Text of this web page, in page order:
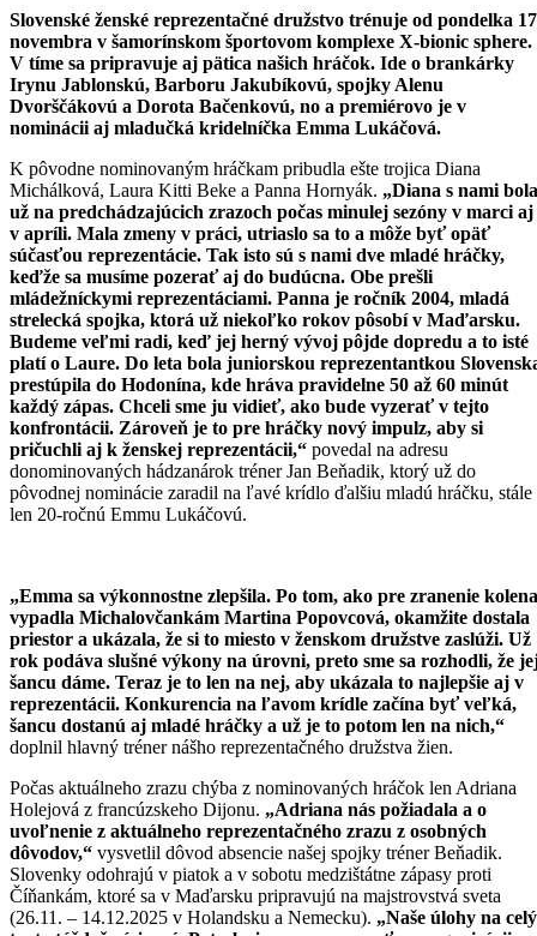
Slovenské ženské reprezentačné družstvo trénuje od pondelka
novembra v šamorínskom športovom komplexe X-bionic sphere.
V tíme sa pripravuje aj pätica našich hráčok. Ide o brankárky
Irynu Jablonskú, Barboru Jakubíkovú, spojky Alenu
Dvorščákovú a Dorota Bačenkovú, no a premiérovo je v
nominácii aj mladučká kridelníčka Emma Lukáčová.
K pôvodne nominovaným hráčkam pribudla ešte trojica Diana
Michálková, Laura Kitti Beke a Panna Hornyák. „Diana s nami bola
už na predchádzajúcich zrazoch počas minulej sezóny v marci aj
v apríli. Mala zmeny v práci, utriaslo sa to a môže byť opäť
súčasťou reprezentácie. Tak isto sú s nami dve mladé hráčky,
keďže sa musíme pozerať aj do budúcna. Obe prešli
mládežníckymi reprezentáciami. Panna je ročník 2004, mladá
strelecká spojka, ktorá už niekoľko rokov pôsobí v Maďarsku.
Budeme veľmi radi, keď jej herný vývoj pôjde dopredu a to isté
platí o Laure. Do leta bola juniorskou reprezentantkou
prestúpila do Hodonína, kde hráva pravidelne 50 až 60 minút
každý zápas. Chceli sme ju vidieť, ako bude vyzerať v tejto
konfrontácii. Zároveň je to pre hráčky nový impulz, aby si
pričuchli aj k ženskej reprezentácii,“ povedal na adresu
donominovaných hádzanárok tréner Jan Beňadik, ktorý už do
pôvodnej nominácie zaradil na ľavé krídlo ďalšiu mladú hráčku, stále
len 20-ročnú Emmu Lukáčovú.
„Emma sa výkonnostne zlepšila. Po tom, ako pre zranenie kolena
vypadla Michalovčankám Martina Popovcová, okamžite dostala
priestor a ukázala, že si to miesto v ženskom družstve zaslúži. Už
rok podáva slušné výkony na úrovni, preto sme sa rozhodli, že
šancu dáme. Teraz je to len na nej, aby ukázala to najlepšie aj v
reprezentácii. Konkurencia na ľavom krídle začína byť veľká,
šancu dostanú aj mladé hráčky a už je to potom len na nich,“
doplnil hlavný tréner nášho reprezentačného družstva žien.
Počas aktuálneho zrazu chýba z nominovaných hráčok len Adriana
Holejová z francúzskeho Dijonu. „Adriana nás požiadala a o
uvoľnenie z aktuálneho reprezentačného zrazu z osobných
dôvodov,“ vysvetlil dôvod absencie našej spojky tréner Beňadik.
Slovenky odohrajú v piatok a v sobotu medzištátne zápasy proti
Číňankám, ktoré sa v Maďarsku pripravujú na majstrovstvá sveta
(26.11. – 14.12.2025 v Holandsku a Nemecku). „Naše úlohy na celý